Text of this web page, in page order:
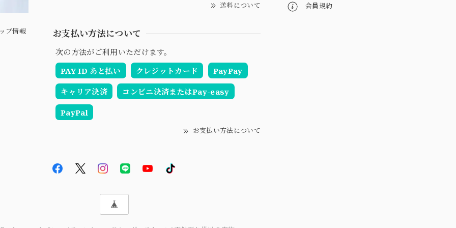
プ情報
送料について
お支払い方法について
次の方法がご利用いただけます。
PAY ID あと払い
クレジットカード PayPay
キャリア決済 コンビニ決済またはPay-easy
PayPal
お支払い方法について
会員規約